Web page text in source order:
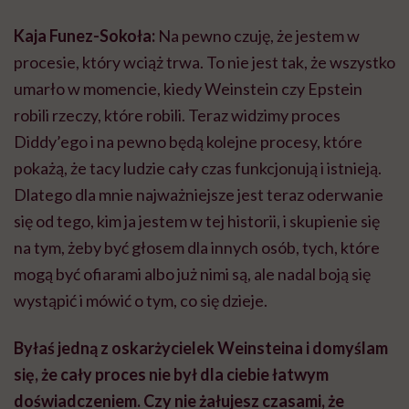
Kaja Funez-Sokoła: Na pewno czuję, że jestem w
procesie, który wciąż trwa. To nie jest tak, że wszystko
umarło w momencie, kiedy Weinstein czy Epstein
robili rzeczy, które robili. Teraz widzimy proces
Diddy’ego i na pewno będą kolejne procesy, które
pokażą, że tacy ludzie cały czas funkcjonują i istnieją.
Dlatego dla mnie najważniejsze jest teraz oderwanie
się od tego, kim ja jestem w tej historii, i skupienie się
na tym, żeby być głosem dla innych osób, tych, które
mogą być ofiarami albo już nimi są, ale nadal boją się
wystąpić i mówić o tym, co się dzieje.
Byłaś jedną z oskarżycielek Weinsteina i domyślam
się, że cały proces nie był dla ciebie łatwym
doświadczeniem. Czy nie żałujesz czasami, że